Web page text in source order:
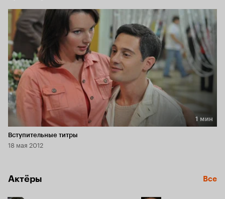
Длительность 1 мин
1 мин
Вступительные титры
18 мая 2012
Актёры Все